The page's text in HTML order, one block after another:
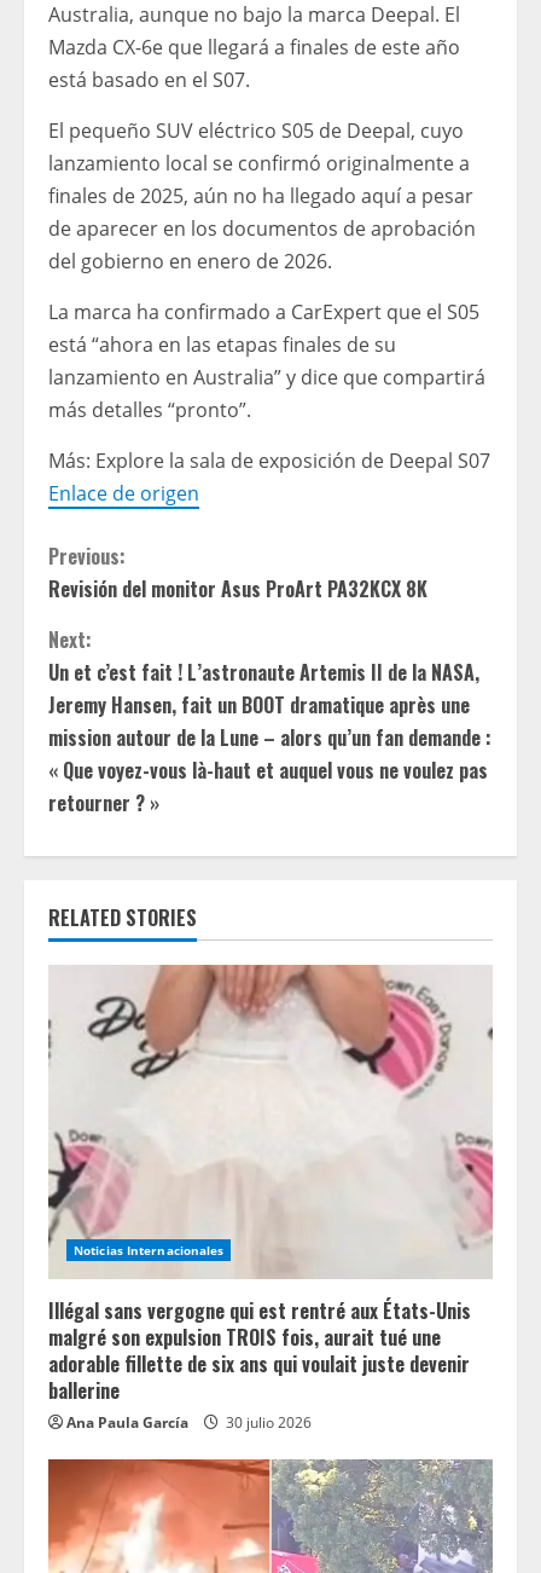
Australia, aunque no bajo la marca Deepal. El
Mazda CX-6e que llegará a finales de este año
está basado en el S07.
El pequeño SUV eléctrico S05 de Deepal, cuyo
lanzamiento local se confirmó originalmente a
finales de 2025, aún no ha llegado aquí a pesar
de aparecer en los documentos de aprobación
del gobierno en enero de 2026.
La marca ha confirmado a CarExpert que el S05
está “ahora en las etapas finales de su
lanzamiento en Australia” y dice que compartirá
más detalles “pronto”.
Más: Explore la sala de exposición de Deepal S07
Enlace de origen
C
o
n
t
i
n
u
e
R
e
a
d
i
n
g
Previous:
Revisión del monitor Asus ProArt PA32KCX 8K
Next:
Un et c’est fait ! L’astronaute Artemis II de la NASA,
Jeremy Hansen, fait un BOOT dramatique après une
mission autour de la Lune – alors qu’un fan demande :
« Que voyez-vous là-haut et auquel vous ne voulez pas
retourner ? »
RELATED STORIES
Noticias Internacionales
Illégal sans vergogne qui est rentré aux États-Unis
malgré son expulsion TROIS fois, aurait tué une
adorable fillette de six ans qui voulait juste devenir
ballerine
Ana Paula García 30 julio 2026